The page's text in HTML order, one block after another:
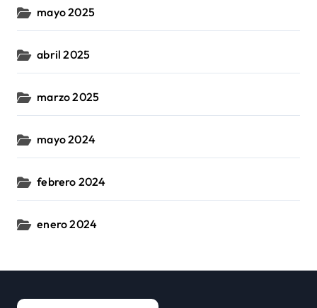
mayo 2025
abril 2025
marzo 2025
mayo 2024
febrero 2024
enero 2024